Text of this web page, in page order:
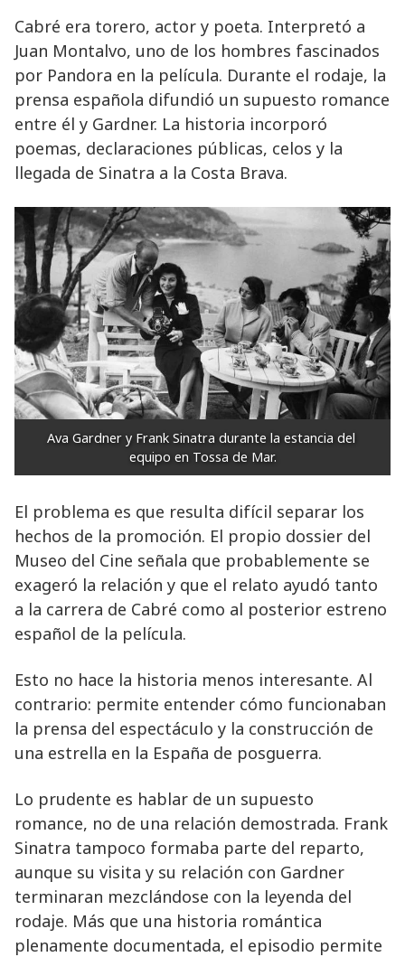
Cabré era torero, actor y poeta. Interpretó a
Juan Montalvo, uno de los hombres fascinados
por Pandora en la película. Durante el rodaje, la
prensa española difundió un supuesto romance
entre él y Gardner. La historia incorporó
poemas, declaraciones públicas, celos y la
llegada de Sinatra a la Costa Brava.
Ava Gardner y Frank Sinatra durante la estancia del
equipo en Tossa de Mar.
El problema es que resulta difícil separar los
hechos de la promoción. El propio dossier del
Museo del Cine señala que probablemente se
exageró la relación y que el relato ayudó tanto
a la carrera de Cabré como al posterior estreno
español de la película.
Esto no hace la historia menos interesante. Al
contrario: permite entender cómo funcionaban
la prensa del espectáculo y la construcción de
una estrella en la España de posguerra.
Lo prudente es hablar de un supuesto
romance, no de una relación demostrada. Frank
Sinatra tampoco formaba parte del reparto,
aunque su visita y su relación con Gardner
terminaran mezclándose con la leyenda del
rodaje. Más que una historia romántica
plenamente documentada, el episodio permite